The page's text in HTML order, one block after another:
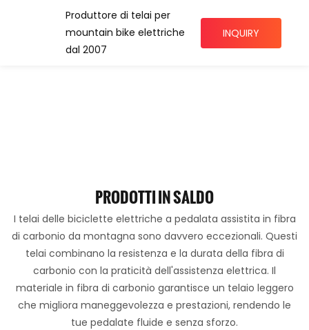
Produttore di telai per
mountain bike elettriche
dal 2007
INQUIRY
PRODOTTI IN SALDO
I telai delle biciclette elettriche a pedalata assistita in fibra
di carbonio da montagna sono davvero eccezionali. Questi
telai combinano la resistenza e la durata della fibra di
carbonio con la praticità dell'assistenza elettrica. Il
materiale in fibra di carbonio garantisce un telaio leggero
che migliora maneggevolezza e prestazioni, rendendo le
tue pedalate fluide e senza sforzo.